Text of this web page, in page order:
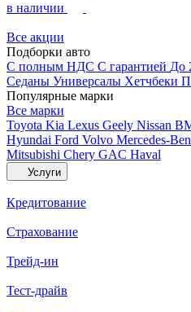
в наличии
Все акции
Подборки авто
С полным НДС С гарантией До
Седаны Универсалы Хетчбеки
Популярные марки
Все марки
Toyota Kia Lexus Geely Nissan
Hyundai Ford Volvo Mercedes-
Mitsubishi Chery GAC Haval
Услуги
Кредитование
Страхование
Трейд-ин
Тест-драйв